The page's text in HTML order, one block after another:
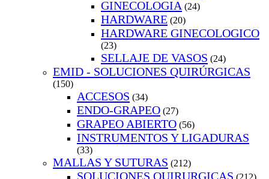
GINECOLOGIA (24)
HARDWARE (20)
HARDWARE GINECOLOGICO
(23)
SELLAJE DE VASOS (24)
EMID - SOLUCIONES QUIRÚRGICAS
(150)
ACCESOS (34)
ENDO-GRAPEO (27)
GRAPEO ABIERTO (56)
INSTRUMENTOS Y LIGADURAS
(33)
MALLAS Y SUTURAS (212)
SOLUCIONES QUIRURGICAS